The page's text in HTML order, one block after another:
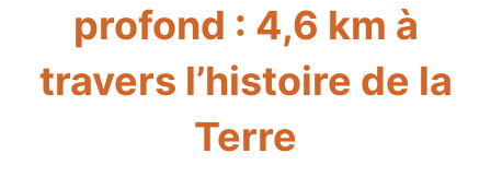
profond : 4,6 km à
travers l’histoire de la
Terre